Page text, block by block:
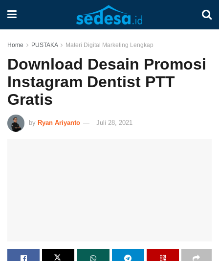
Home PUSTAKA Materi Digital Marketing Lengkap
Download Desain Promosi
Instagram Dentist PTT
Gratis
by Ryan Ariyanto Juli 28, 2021